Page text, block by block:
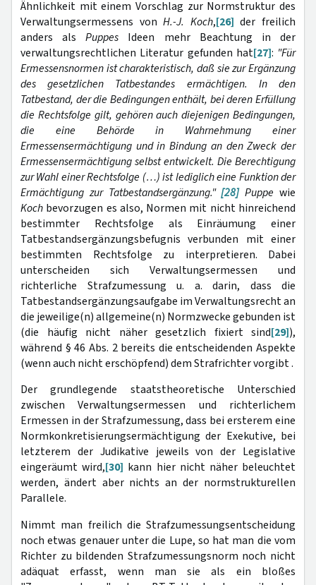
Ähnlichkeit mit einem Vorschlag zur Normstruktur des
Verwaltungsermessens vonH.-J. Koch,[26] der freilich
anders alsPuppes Ideen mehr Beachtung in der
verwaltungsrechtlichen Literatur gefunden hat[27]: "Für
Ermessensnormen ist charakteristisch, daß sie zur Ergänzung
des gesetzlichen Tatbestandes ermächtigen. In den
Tatbestand, der die Bedingungen enthält, bei deren Erfüllung
die Rechtsfolge gilt, gehören auch diejenigen Bedingungen,
die eine Behörde in Wahrnehmung einer
Ermessensermächtigung und in Bindung an den Zweck der
Ermessensermächtigung selbst entwickelt. Die Berechtigung
zur Wahl einer Rechtsfolge (…) ist lediglich eine Funktion der
Ermächtigung zur Tatbestandsergänzung." [28] Puppe wie
Koch bevorzugen es also, Normen mit nicht hinreichend
bestimmter Rechtsfolge als Einräumung einer
Tatbestandsergänzungsbefugnis verbunden mit einer
bestimmten Rechtsfolge zu interpretieren. Dabei
unterscheiden sich Verwaltungsermessen und
richterliche Strafzumessung u. a. darin, dass die
Tatbestandsergänzungsaufgabe im Verwaltungsrecht an
die jeweilige(n) allgemeine(n) Normzwecke gebunden ist
(die häufig nicht näher gesetzlich fixiert sind[29]),
während § 46 Abs. 2 bereits die entscheidenden Aspekte
(wenn auch nicht erschöpfend) dem Strafrichter vorgibt .
Der grundlegende staatstheoretische Unterschied
zwischen Verwaltungsermessen und richterlichem
Ermessen in der Strafzumessung, dass bei ersterem eine
Normkonkretisierungsermächtigung der Exekutive, bei
letzterem der Judikative jeweils von der Legislative
eingeräumt wird,[30] kann hier nicht näher beleuchtet
werden, ändert aber nichts an der normstrukturellen
Parallele.
Nimmt man freilich die Strafzumessungsentscheidung
noch etwas genauer unter die Lupe, so hat man die vom
Richter zu bildenden Strafzumessungsnorm noch nicht
adäquat erfasst, wenn man sie als ein bloßes